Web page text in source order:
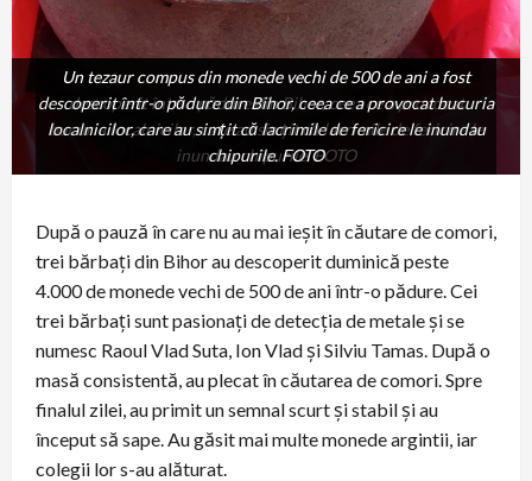
Un tezaur compus din monede vechi de 500 de ani a fost
descoperit într-o pădure din Bihor, ceea ce a provocat
bucuria localnicilor, care au simţit că lacrimile de fericire le
inundau chipurile. FOTO
Un tezaur compus din monede vechi de 500 de ani a fost
descoperit într-o pădure din Bihor, ceea ce a provocat bucuria
localnicilor, care au simţit că lacrimile de fericire le inundau
chipurile. FOTO
După o pauză în care nu au mai ieșit în căutare de comori,
trei bărbați din Bihor au descoperit duminică peste
4.000 de monede vechi de 500 de ani într-o pădure. Cei
trei bărbați sunt pasionați de detecția de metale și se
numesc Raoul Vlad Suta, Ion Vlad și Silviu Tamas. După o
masă consistentă, au plecat în căutarea de comori. Spre
finalul zilei, au primit un semnal scurt și stabil și au
început să sape. Au găsit mai multe monede argintii, iar
colegii lor s-au alăturat.